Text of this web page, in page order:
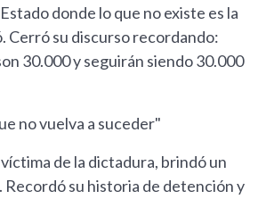
donde lo que no existe es la
Cerró su discurso recordando:
30.000 y seguirán siendo 30.000
no vuelva a suceder"
de la dictadura, brindó un
Recordó su historia de detención y